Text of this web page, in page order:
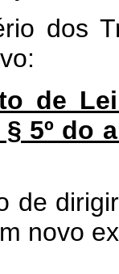
dos
de
5º do
de
novo